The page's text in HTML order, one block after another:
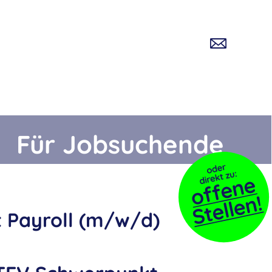
Für Jobsuchende
Payroll (m/w/d)